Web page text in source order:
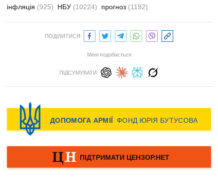
інфляція (925) НБУ (10224) прогноз (1192)
ПОДІЛИТИСЯ:
Мені подобається
ПІДСУМУВАТИ: